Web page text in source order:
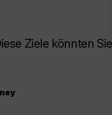
Ziele könnten